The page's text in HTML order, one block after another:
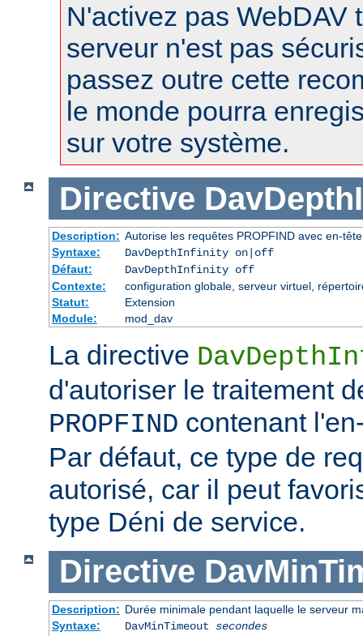
N'activez pas WebDAV
serveur n'est pas
passez outre cette
le monde pourra
sur votre système.
Directive
Description: Autorise les requêtes PROPFIND avec en-
Syntaxe:
DavDepthInfinity on|off
Défaut:
DavDepthInfinity off
Contexte:
configuration globale, serveur virtuel,
Statut:
Extension
Module:
mod_dav
La directive
d'autoriser le traitement
PROPFIND contenant
Par défaut, ce type de
autorisé, car il peut
type Déni de service.
Directive
Description: Durée minimale pendant laquelle le serveur
Syntaxe:
DavMinTimeout secondes